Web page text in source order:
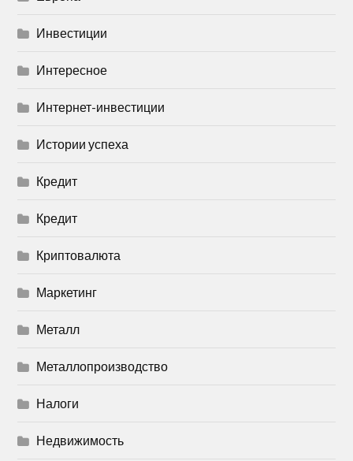
Инвестиции
Интересное
Интернет-инвестиции
Истории успеха
Кредит
Кредит
Криптовалюта
Маркетинг
Металл
Металлопроизводство
Налоги
Недвижимость